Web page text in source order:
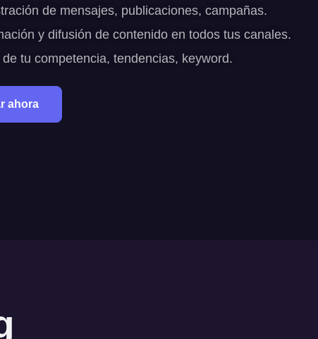
de mensajes, publicaciones, campañas.
y difusión de contenido en todos tus canales.
tu competencia, tendencias, keyword.
ahora